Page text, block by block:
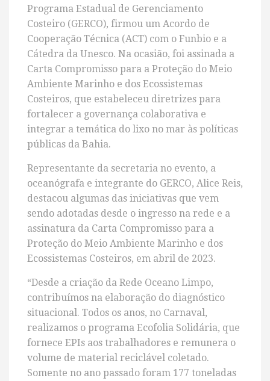
Programa Estadual de Gerenciamento
Costeiro (GERCO), firmou um Acordo de
Cooperação Técnica (ACT) com o Funbio e a
Cátedra da Unesco. Na ocasião, foi assinada a
Carta Compromisso para a Proteção do Meio
Ambiente Marinho e dos Ecossistemas
Costeiros, que estabeleceu diretrizes para
fortalecer a governança colaborativa e
integrar a temática do lixo no mar às políticas
públicas da Bahia.
Representante da secretaria no evento, a
oceanógrafa e integrante do GERCO, Alice Reis,
destacou algumas das iniciativas que vem
sendo adotadas desde o ingresso na rede e a
assinatura da Carta Compromisso para a
Proteção do Meio Ambiente Marinho e dos
Ecossistemas Costeiros, em abril de 2023.
“Desde a criação da Rede Oceano Limpo,
contribuímos na elaboração do diagnóstico
situacional. Todos os anos, no Carnaval,
realizamos o programa Ecofolia Solidária, que
fornece EPIs aos trabalhadores e remunera o
volume de material reciclável coletado.
Somente no ano passado foram 177 toneladas